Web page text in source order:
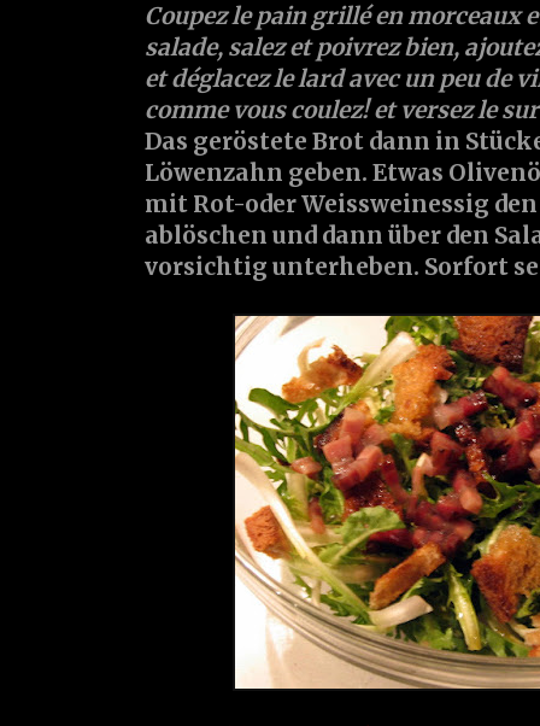
Coupez le pain grillé en morceaux
salade, salez et poivrez bien,
et déglacez le lard avec un peu de
comme vous coulez! et versez le
Das geröstete Brot dann in
Löwenzahn geben. Etwas
mit Rot-oder Weissweinessig
ablöschen und dann über den
vorsichtig unterheben. Sorfort